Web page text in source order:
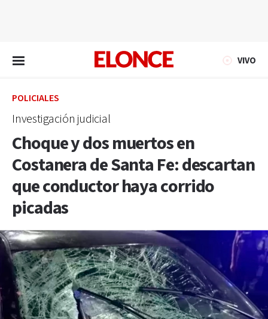
VIVO
POLICIALES
Investigación judicial
Choque y dos muertos en
Costanera de Santa Fe: descartan
que conductor haya corrido
picadas